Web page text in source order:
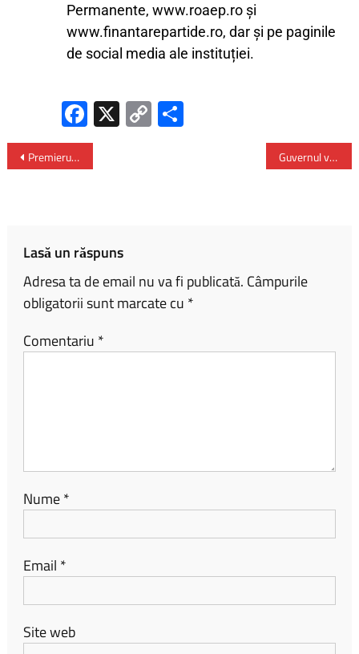
Permanente, www.roaep.ro și
www.finantarepartide.ro, dar și pe paginile
de social media ale instituției.
Fa
ce
b
X C
o
Premierul Ciolacu la Conferința „România și OCDE – Principalul proiect de țară după NATO, UE și Schengen” Guvernul va proteja companiile româneşti de efectul tarifelor vamale anunțate de Donald Trump
Lasă un răspuns
Adresa ta de email nu va fi publicată. Câmpurile
obligatorii sunt marcate cu *
Comentariu *
Nume*
Email *
Site web